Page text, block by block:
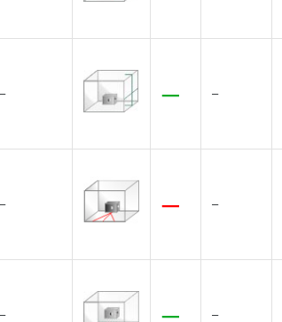
– –
– –
– –